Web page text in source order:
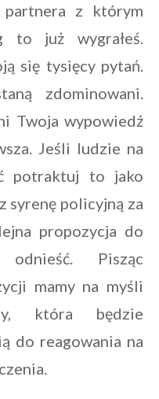
partnera z którym
to już wygrałeś.
się tysięcy pytań.
zdominowani.
Twoja wypowiedź
Jeśli ludzie na
potraktuj to jako
syrenę policyjną za
propozycja do
Pisząc
mamy na myśli
która będzie
do reagowania na